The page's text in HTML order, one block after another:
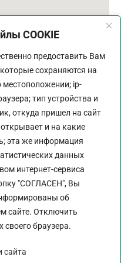
COOKIE
предоставить Вам
сохраняются на
ip-
тип устройства и
откуда пришел на сайт
и на какие
эта же информация
данных
интернет-сервиса
"СОГЛАСЕН", Вы
об
сайте. Отключить
браузера.
сайта
- 18:00
- 14:00
Сб - Вс